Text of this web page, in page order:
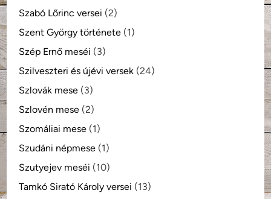
Szabó Lőrinc versei (2)
Szent György története (1)
Szép Ernő meséi (3)
Szilveszteri és újévi versek (24)
Szlovák mese (3)
Szlovén mese (2)
Szomáliai mese (1)
Szudáni népmese (1)
Szutyejev meséi (10)
Tamkó Sirató Károly versei (13)